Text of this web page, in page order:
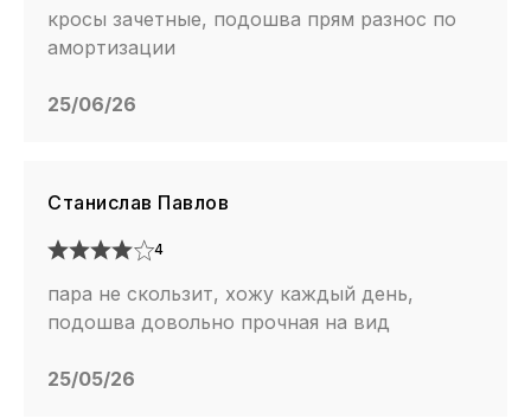
кросы зачетные, подошва прям разнос по
амортизации
25/06/26
Станислав Павлов
4
пара не скользит, хожу каждый день,
подошва довольно прочная на вид
25/05/26